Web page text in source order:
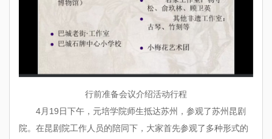
行前准备会议介绍活动行程
4月19日下午，元培学院师生抵达苏州，参观了苏州昆剧
院。在昆剧院工作人员的陪同下，大家首先参观了多种形式的